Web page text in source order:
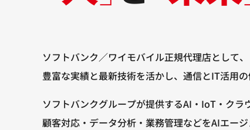
ソフトバンク／ワイモバイル正規代理店として、
豊富な実績と最新技術を活かし、通信とIT活用の
ソフトバンクグループが提供するAI・IoT・クラ
顧客対応・データ分析・業務管理などをAIエージ